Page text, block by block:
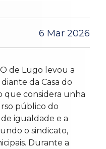
6 Mar 2026
de Lugo levou a
da Casa do
que considera unha
público do
igualdade e a
o sindicato,
Durante a